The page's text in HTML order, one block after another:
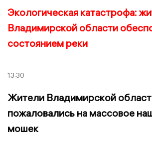
Экологическая катастрофа:
Владимирской области
состоянием реки
13:30
Жители Владимирской
пожаловались на массовое
мошек